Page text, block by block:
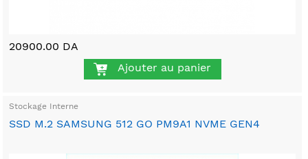
20900.00 DA
Ajouter au panier
Stockage Interne
SSD M.2 SAMSUNG 512 GO PM9A1 NVME GEN4